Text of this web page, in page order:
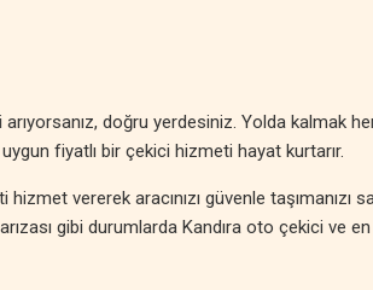
doğru yerdesiniz. Yolda kalmak
fiyatlı bir çekici hizmeti hayat kurtarır.
vererek aracınızı güvenle taşımanızı
gibi durumlarda Kandıra oto çekici ve